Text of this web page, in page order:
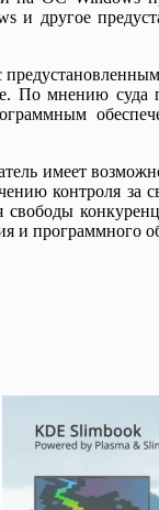
и другое
По мнению суда
имеет
контроля за
свободы
и программного